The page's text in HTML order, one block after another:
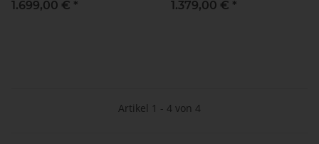
1.699,00 € *
G2
1.379,00 € *
Artikel 1 - 4 von 4